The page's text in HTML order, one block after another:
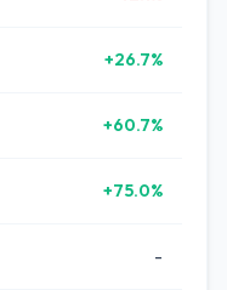
+26.7%
+60.7%
+75.0%
-